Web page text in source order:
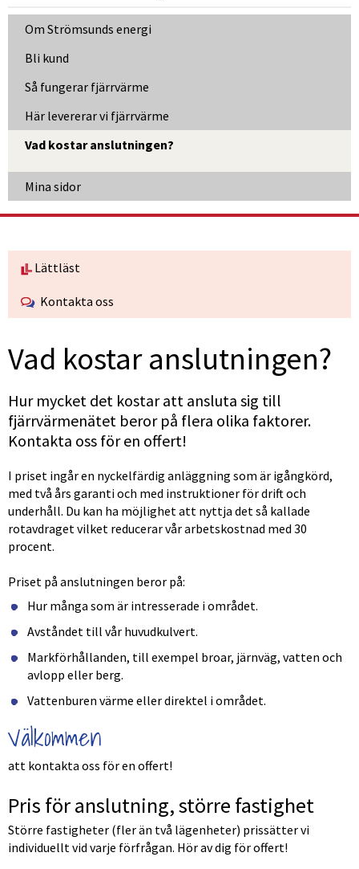
Om Strömsunds energi
Bli kund
Så fungerar fjärrvärme
Här levererar vi fjärrvärme
Vad kostar anslutningen?
Mina sidor
Lättläst
Kontakta oss
Vad kostar anslutningen?
Hur mycket det kostar att ansluta sig till
fjärrvärmenätet beror på flera olika faktorer.
Kontakta oss för en offert!
I priset ingår en nyckelfärdig anläggning som är igångkörd,
med två års garanti och med instruktioner för drift och
underhåll. Du kan ha möjlighet att nyttja det så kallade
rotavdraget vilket reducerar vår arbetskostnad med 30
procent.
Priset på anslutningen beror på:
Hur många som är intresserade i området.
Avståndet till vår huvudkulvert.
Markförhållanden, till exempel broar, järnväg, vatten och
avlopp eller berg.
Vattenburen värme eller direktel i området.
Välkommen
att kontakta oss för en offert!
Pris för anslutning, större fastighet
Större fastigheter (fler än två lägenheter) prissätter vi
individuellt vid varje förfrågan. Hör av dig för offert!